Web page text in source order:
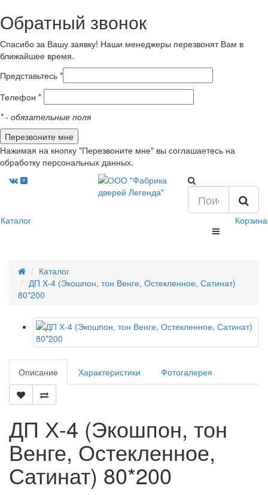
Обратный звонок
Спасибо за Вашу заявку! Наши менеджеры перезвонят Вам в
ближайшее время.
Представьтесь *
Телефон *
*- обязательные поля
Нажимая на кнопку "Перезвоните мне" вы соглашаетесь на
обработку персональных данных.
Каталог Корзина
Каталог
ДП Х-4 (Экошпон, тон Венге, Остекленное, Сатинат)
80*200
Описание Характеристики Фотогалерея
ДП Х-4 (Экошпон, тон
Венге, Остекленное,
Сатинат) 80*200